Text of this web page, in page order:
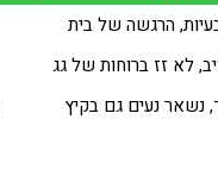
הרגשה של בית
לא זז ברוחות של גג
נשאר נעים גם בקיץ